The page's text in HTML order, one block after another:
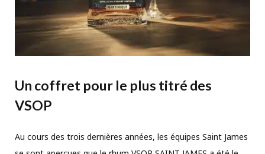
Un coffret pour le plus titré des
VSOP
Au cours des trois dernières années, les équipes Saint James